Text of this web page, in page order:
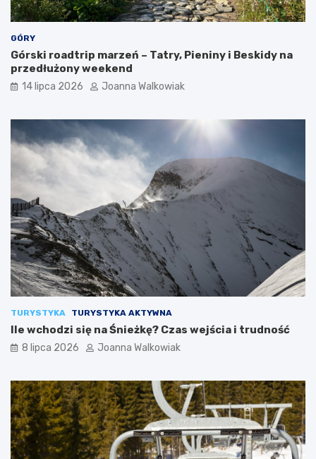
GÓRY
Górski roadtrip marzeń – Tatry, Pieniny i Beskidy na
przedłużony weekend
14 lipca 2026 Joanna Walkowiak
TURYSTYKA TURYSTYKA AKTYWNA
Ile wchodzi się na Śnieżkę? Czas wejścia i trudność
8 lipca 2026 Joanna Walkowiak